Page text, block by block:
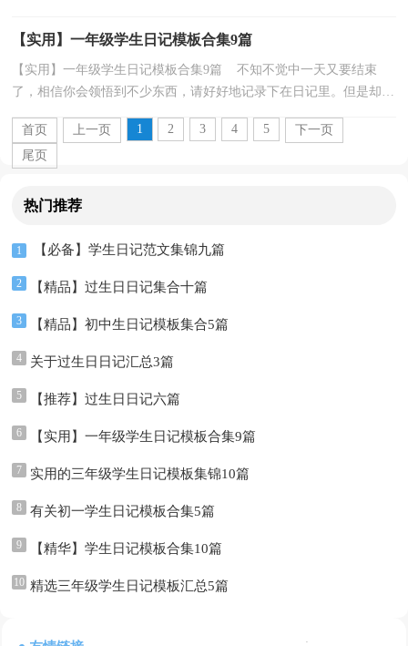
【实用】一年级学生日记模板合集9篇
【实用】一年级学生日记模板合集9篇 不知不觉中一天又要结束
了，相信你会领悟到不少东西，请好好地记录下在日记里。但是却发
首页
上一页 1 2 3 4 5
下一页
尾页
热门推荐
1 【必备】学生日记范文集锦九篇
2 【精品】过生日日记集合十篇
3 【精品】初中生日记模板集合5篇
4 关于过生日日记汇总3篇
5 【推荐】过生日日记六篇
6 【实用】一年级学生日记模板合集9篇
7 实用的三年级学生日记模板集锦10篇
8 有关初一学生日记模板合集5篇
9 【精华】学生日记模板合集10篇
10 精选三年级学生日记模板汇总5篇